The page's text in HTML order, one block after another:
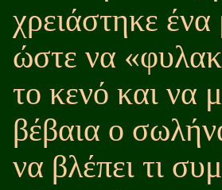
χρειάστηκε
ώστε να
το κενό και να
βέβαια ο
να βλέπει τι